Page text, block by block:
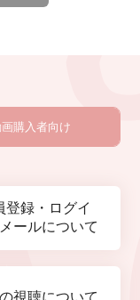
画購入者向け
登録・ログイ
ールについて